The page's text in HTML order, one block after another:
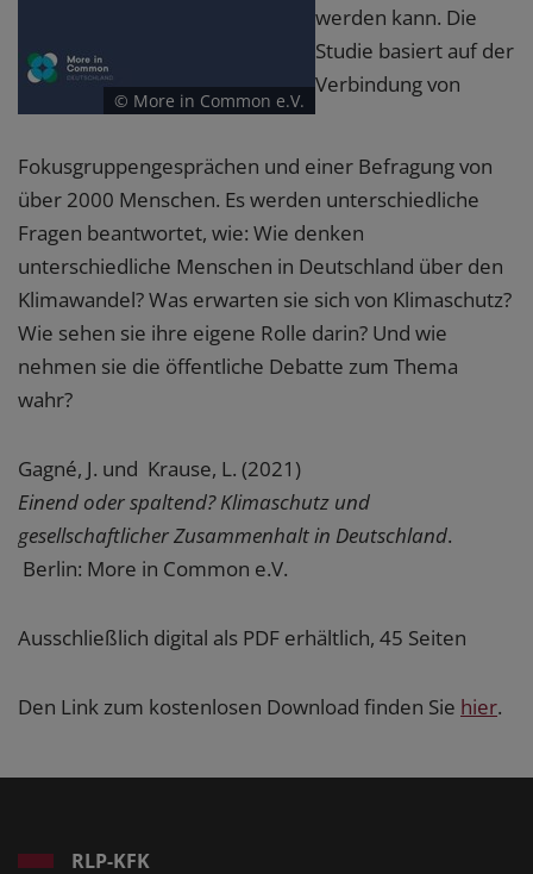
© More in Common e.V.
werden kann. Die
Studie basiert auf der
Verbindung von
Fokusgruppengesprächen und einer Befragung von
über 2000 Menschen. Es werden unterschiedliche
Fragen beantwortet, wie: Wie denken
unterschiedliche Menschen in Deutschland über den
Klimawandel? Was erwarten sie sich von Klimaschutz?
Wie sehen sie ihre eigene Rolle darin? Und wie
nehmen sie die öffentliche Debatte zum Thema
wahr?
Gagné, J. und Krause, L. (2021)
Einend oder spaltend? Klimaschutz und
gesellschaftlicher Zusammenhalt in Deutschland.
Berlin: More in Common e.V.
Ausschließlich digital als PDF erhältlich, 45 Seiten
Den Link zum kostenlosen Download finden Sie hier.
RLP-KFK